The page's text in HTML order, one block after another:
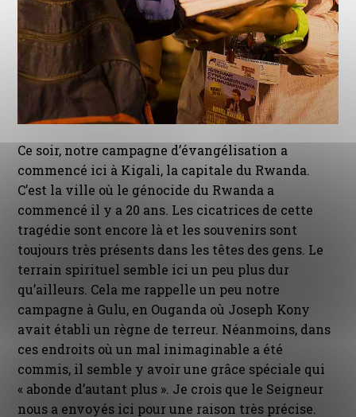
Ce soir, notre campagne d’évangélisation a
commencé ici à Kigali, la capitale du Rwanda.
C’est la ville où le génocide du Rwanda a
commencé il y a 20 ans. Les cicatrices de cette
tragédie sont encore là et les souvenirs sont
toujours très présents dans les têtes des gens. Le
terrain spirituel semble ici un peu plus dur
qu’ailleurs. Cela me rappelle un peu notre
campagne à Gulu, en Ouganda où Joseph Kony
avait établi un règne de terreur. Néanmoins, dans
ces endroits où un mal inimaginable a été
commis, il semble y avoir une grâce spéciale qui
« abonde d’autant plus ». Je crois que le Seigneur
nous a envoyés ici pour une raison très précise.